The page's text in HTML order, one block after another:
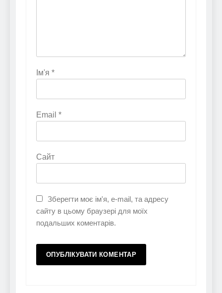
Ім'я *
Email *
Сайт
Зберегти моє ім'я, e-mail, та адресу
сайту в цьому браузері для моїх
подальших коментарів.